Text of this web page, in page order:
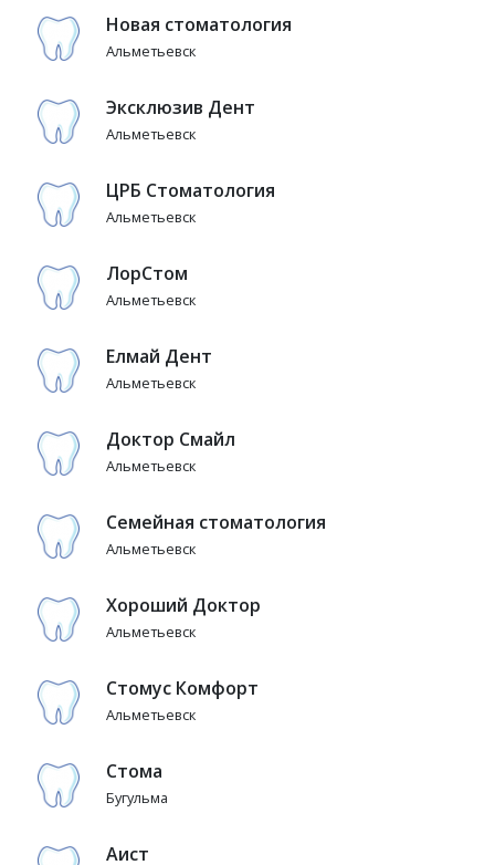
Новая стоматология
Альметьевск
Эксклюзив Дент
Альметьевск
ЦРБ Стоматология
Альметьевск
ЛорСтом
Альметьевск
Елмай Дент
Альметьевск
Доктор Смайл
Альметьевск
Семейная стоматология
Альметьевск
Хороший Доктор
Альметьевск
Стомус Комфорт
Альметьевск
Стома
Бугульма
Аист